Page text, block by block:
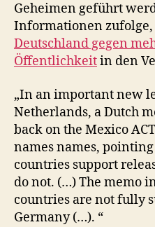
Geheimen geführt
Informationen zufolge,
Deutschland gegen
Öffentlichkeitin den
„In an important new
Netherlands, a Dutch
back on the Mexico
names names,
countries support
do not. (…) The memo
countries are not fully
Germany (…). “